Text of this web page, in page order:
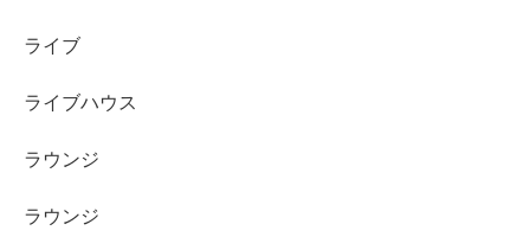
ライブ
ライブハウス
ラウンジ
ラウンジ